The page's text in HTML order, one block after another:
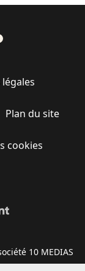
Plan du site
cookies
10 MEDIAS